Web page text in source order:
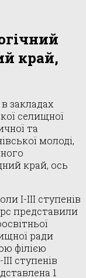
край,
закладах
селищної
та
молоді,
край, ось
I-III ступенів
представили
ради
філією
ступенів
1